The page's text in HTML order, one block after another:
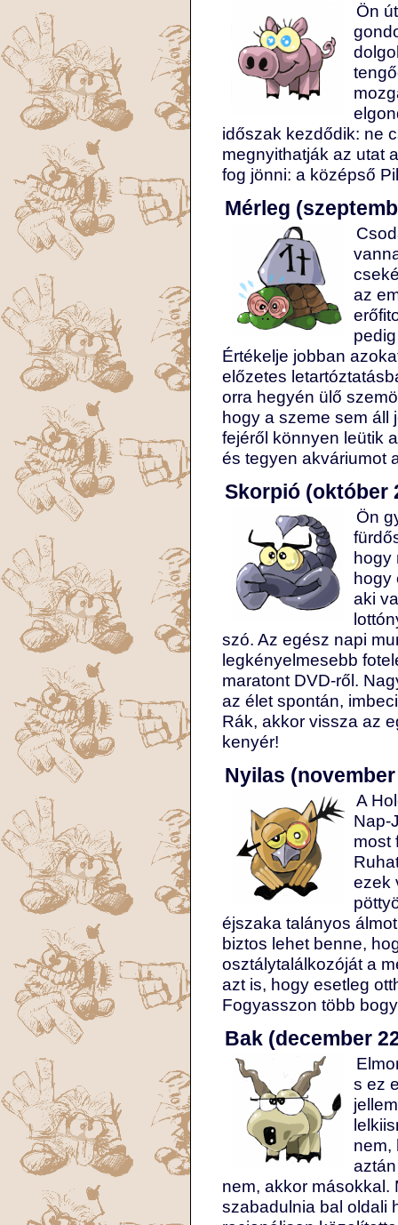
Ön
időszak kezdődik: ne
megnyithatják az utat
fog jönni: a középső
Mérleg
az
Értékelje jobban
előzetes
orra hegyén ülő
hogy a szeme sem áll
fejéről könnyen leütik
és tegyen akváriumot
Skorpió (október
Ön
hogy
hogy
aki
szó. Az egész napi
legkényelmesebb
maratont DVD-ről.
az élet spontán,
Rák, akkor vissza az
kenyér!
Nyilas
A
Nap-
most
ezek
éjszaka talányos
biztos lehet benne,
osztálytalálkozóját a
azt is, hogy esetleg
Fogyasszon több
Bak (december
s ez
nem,
nem, akkor másokkal.
szabadulnia bal oldali